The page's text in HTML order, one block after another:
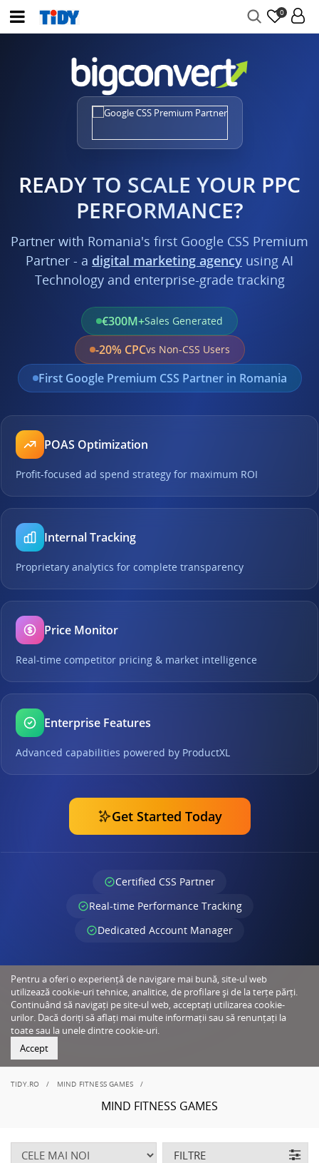
0
READY TO SCALE YOUR PPC
PERFORMANCE?
Partner with Romania's first Google CSS Premium
Partner - a digital marketing agency using AI
Technology and enterprise-grade tracking
€300M+Sales Generated
-20% CPCvs Non-CSS Users
First Google Premium CSS Partner in Romania
POAS Optimization
Profit-focused ad spend strategy for maximum ROI
Internal Tracking
Proprietary analytics for complete transparency
Price Monitor
Real-time competitor pricing & market intelligence
Enterprise Features
Advanced capabilities powered by ProductXL
Get Started Today
Certified CSS Partner
Real-time Performance Tracking
Dedicated Account Manager
Pentru a oferi o experiență de navigare mai bună, site-ul web
utilizează cookie-uri tehnice, analitice, de profilare și de la terțe părți.
Continuând să navigați pe site-ul web, acceptați utilizarea cookie-
urilor. Dacă doriți să aflați mai multe informații sau să renunțați la
toate sau la unele dintre cookie-uri.
Accept
TIDY.RO MIND FITNESS GAMES
MIND FITNESS GAMES
FILTRE